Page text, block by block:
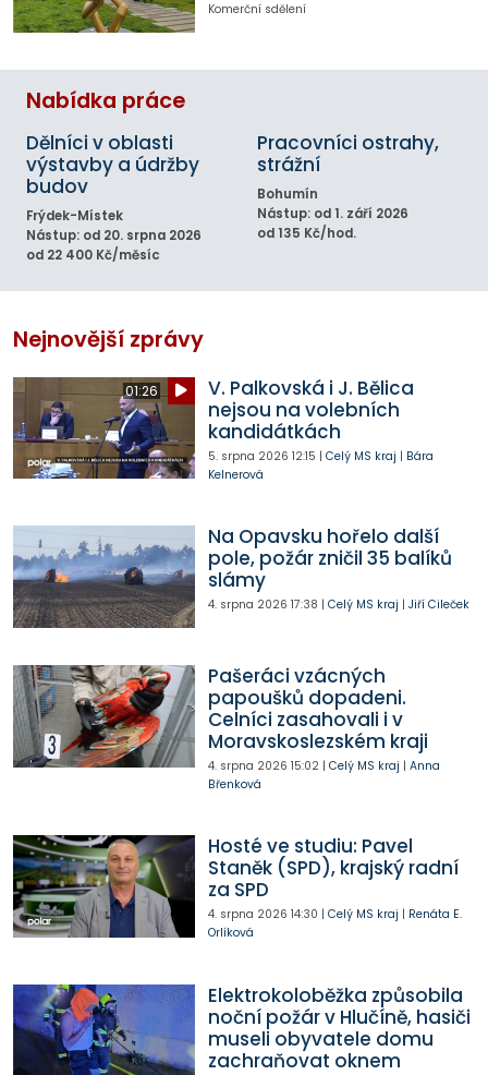
Komerční sdělení
Nabídka práce
Dělníci v oblasti
výstavby a údržby
budov
Frýdek-Místek
Nástup: od 20. srpna 2026
od 22 400 Kč/měsíc
Pracovníci ostrahy,
strážní
Bohumín
Nástup: od 1. září 2026
od 135 Kč/hod.
Nejnovější zprávy
01:26
V. Palkovská i J. Bělica
nejsou na volebních
kandidátkách
5. srpna 2026 12:15 | Celý MS kraj | Bára
Kelnerová
Na Opavsku hořelo další
pole, požár zničil 35 balíků
slámy
4. srpna 2026 17:38 | Celý MS kraj | Jiří Cileček
Pašeráci vzácných
papoušků dopadeni.
Celníci zasahovali i v
Moravskoslezském kraji
4. srpna 2026 15:02| Celý MS kraj | Anna
Břenková
Hosté ve studiu: Pavel
Staněk (SPD), krajský radní
za SPD
4. srpna 2026 14:30 | Celý MS kraj | Renáta E.
Orlíková
Elektrokoloběžka způsobila
noční požár v Hlučíně, hasiči
museli obyvatele domu
zachraňovat oknem